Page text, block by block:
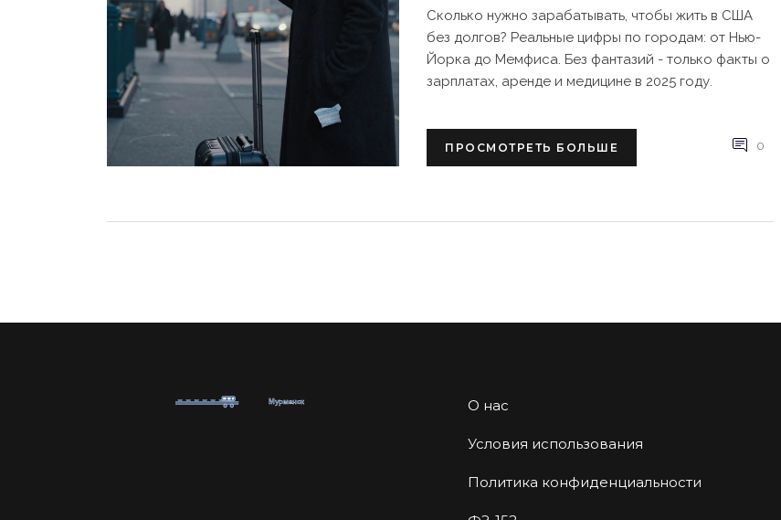
Сколько нужно зарабатывать, чтобы жить в США
без долгов? Реальные цифры по городам: от Нью-
Йорка до Мемфиса. Без фантазий - только факты о
зарплатах, аренде и медицине в 2025 году.
ПРОСМОТРЕТЬ БОЛЬШЕ 0
О нас
Условия использования
Политика конфиденциальности